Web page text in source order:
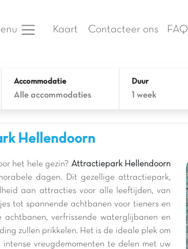
Kaart Contacteer ons FAQ
Accommodatie
Alle accommodaties
Duur
1 week
Hellendoorn
het hele gezin? Attractiepark Hellendoorn
dagen. Dit gezellige attractiepark,
aan attracties voor alle leeftijden, van
tot spannende achtbanen voor tieners en
achtbanen, verfrissende waterglijbanen en
zullen prikkelen. Het is de ideale plek om
vreugdemomenten te delen met uw